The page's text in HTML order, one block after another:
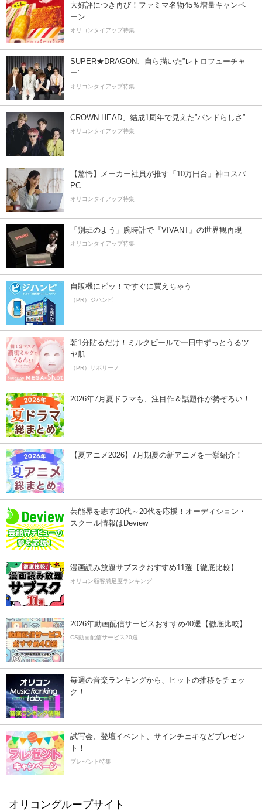
大好評につき再び！ファミマ名物45％増量キャンペ
ーン
オリコンタイアップ特集
SUPER★DRAGON、自ら描いた”レトロフューチャ
ー”
オリコンタイアップ特集
CROWN HEAD、結成1周年で見えた”バンドらしさ”
オリコンタイアップ特集
【驚愕】メーカー社員が推す「10万円台」神コスパ
PC
オリコンタイアップ特集
「別班のよう」腕時計で『VIVANT』の世界観再現
オリコンタイアップ特集
自販機にピッ！ですぐに買えちゃう
（PR）ジハンピ
朝1分貼るだけ！ミルクピールで一日中ずっとうるツ
ヤ肌
（PR）サボリーノ
2026年7月夏ドラマも、注目作＆話題作が勢ぞろい！
【夏アニメ2026】7月期夏の新アニメを一挙紹介！
芸能界を志す10代～20代を応援！オーディション・
スクール情報はDeview
漫画読み放題サブスクおすすめ11選【徹底比較】
オリコン顧客満足度ランキング
2026年動画配信サービスおすすめ40選【徹底比較】
CS動画配信サービス20選
毎週の音楽ランキングから、ヒットの推移をチェッ
ク！
試写会、登壇イベント、サインチェキなどプレゼン
ト！
プレゼント特集
オリコングループサイト